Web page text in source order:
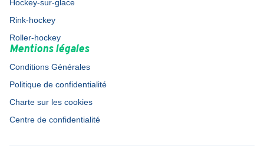
Hockey-sur-glace
Rink-hockey
Roller-hockey
Mentions légales
Conditions Générales
Politique de confidentialité
Charte sur les cookies
Centre de confidentialité